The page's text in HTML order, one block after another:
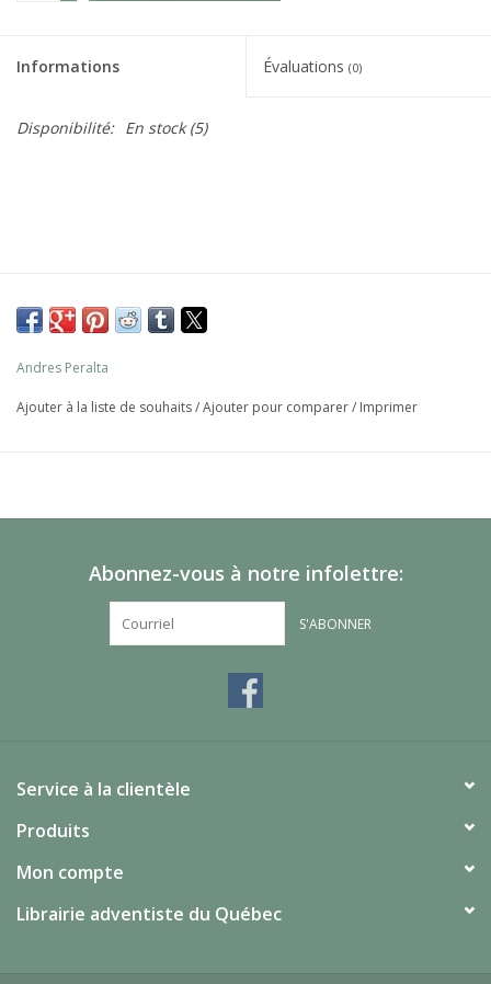
Informations Évaluations (0)
Disponibilité: En stock(5)
Andres Peralta
Ajouter à la liste de souhaits/Ajouter pour comparer/ Imprimer
Abonnez-vous à notre infolettre:
S'ABONNER
Service à la clientèle
Produits
Mon compte
Librairie adventiste du Québec